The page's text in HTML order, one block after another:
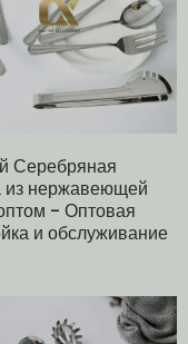
Серебряная
из нержавеющей
- Оптовая
и обслуживание